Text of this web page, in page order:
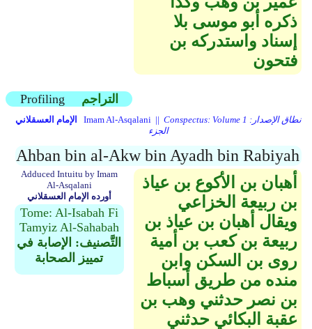
ذكره أبو موسى بلا
إسناد واستدركه بن
فتحون
Profiling التراجم
الإمام العسقلاني Imam Al-Asqalani || Conspectus: Volume 1 نطاق الإصدار:
الجزء
Ahban bin al-Akw bin Ayadh bin Rabiyah
أهبان بن الأكوع بن عياذ
بن ربيعة الخزاعي
ويقال أهبان بن عياذ بن
ربيعة بن كعب بن أمية
روى بن السكن وابن
منده من طريق أسباط
بن نصر حدثني وهب بن
عقبة البكائي حدثني
Adduced Intuitu by Imam
Al-Asqalani
أورده الإمام العسقلاني
Tome: Al-Isabah Fi
Tamyiz Al-Sahabah
التَّصنيف: الإصابة في
تمييز الصحابة